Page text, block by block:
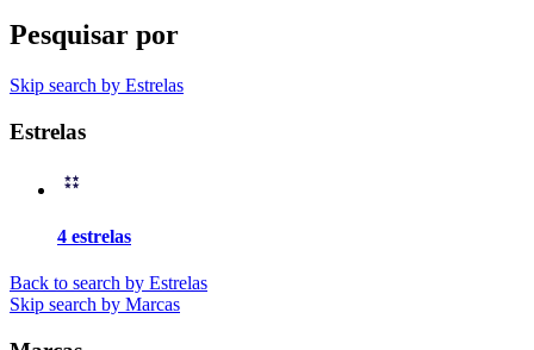
Pesquisar por
Skip search by Estrelas
Estrelas
4 estrelas
Back to search by Estrelas
Skip search by Marcas